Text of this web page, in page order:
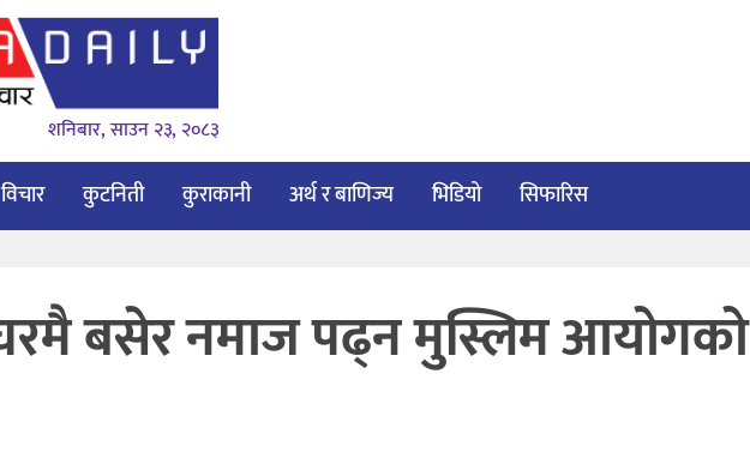
शनिबार, साउन २३, २०८३
विचार कुटनिती कुराकानी अर्थ र बाणिज्य भिडियो सिफारिस
बसेर नमाज पढ्न मुस्लिम आयोगकाे